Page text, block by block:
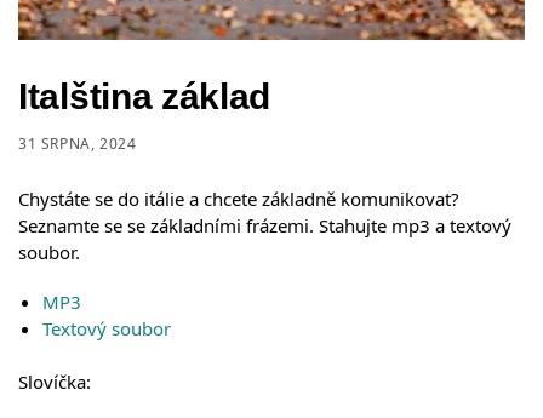
Italština základ
31 SRPNA, 2024
Chystáte se do itálie a chcete základně komunikovat?
Seznamte se se základními frázemi. Stahujte mp3 a textový
soubor.
MP3
Textový soubor
Slovíčka: